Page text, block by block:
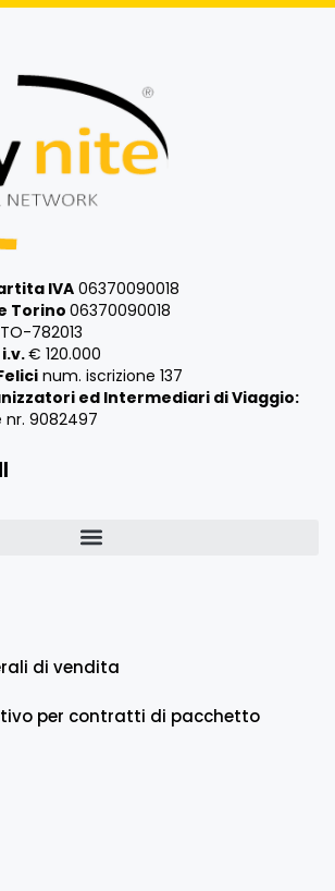
IVA 06370090018
Torino 06370090018
TO-782013
€ 120.000
num. iscrizione 137
ed Intermediari di Viaggio:
nr. 9082497
di vendita
per contratti di pacchetto